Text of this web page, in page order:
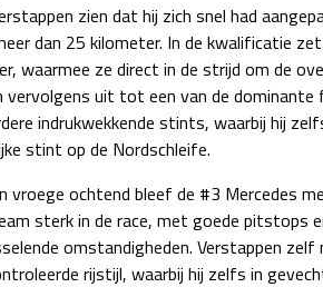
zien dat hij zich snel had
dan 25 kilometer. In de kwalificatie
waarmee ze direct in de strijd om de
vervolgens uit tot een van de dominante
indrukwekkende stints, waarbij hij
stint op de Nordschleife.
vroege ochtend bleef de #3 Mercedes
sterk in de race, met goede pitstops
omstandigheden. Verstappen
rijstijl, waarbij hij zelfs in